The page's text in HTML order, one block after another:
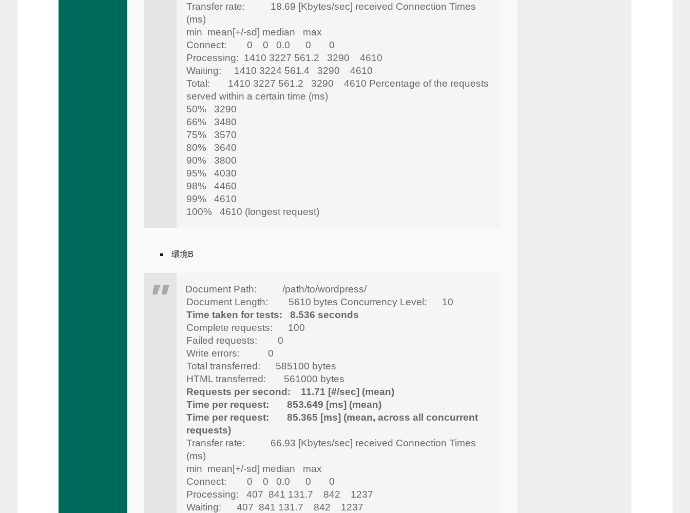
Transfer rate: 18.69 [Kbytes/sec] received Connection Times
(ms)
min mean[+/-sd] median max
Connect: 0 0 0.0 0 0
Processing: 1410 3227 561.2 3290 4610
Waiting: 1410 3224 561.4 3290 4610
Total: 1410 3227 561.2 3290 4610 Percentage of the requests
served within a certain time (ms)
50% 3290
66% 3480
75% 3570
80% 3640
90% 3800
95% 4030
98% 4460
99% 4610
100% 4610 (longest request)
環境B
Document Path: /path/to/wordpress/
Document Length: 5610 bytes Concurrency Level: 10
Time taken for tests: 8.536 seconds
Complete requests: 100
Failed requests: 0
Write errors: 0
Total transferred: 585100 bytes
HTML transferred: 561000 bytes
Requests per second: 11.71 [#/sec] (mean)
Time per request: 853.649 [ms] (mean)
Time per request: 85.365 [ms] (mean, across all concurrent
requests)
Transfer rate: 66.93 [Kbytes/sec] received Connection Times
(ms)
min mean[+/-sd] median max
Connect: 0 0 0.0 0 0
Processing: 407 841 131.7 842 1237
Waiting: 407 841 131.7 842 1237